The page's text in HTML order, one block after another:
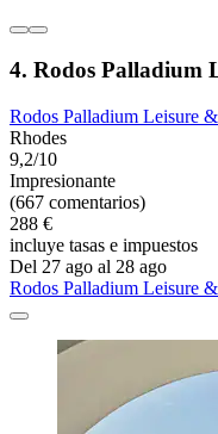
4. Rodos Palladium
Rodos Palladium Leisure
Rhodes
9,2/10
Impresionante
(667 comentarios)
288 €
incluye tasas e impuestos
Del 27 ago al 28 ago
Rodos Palladium Leisure